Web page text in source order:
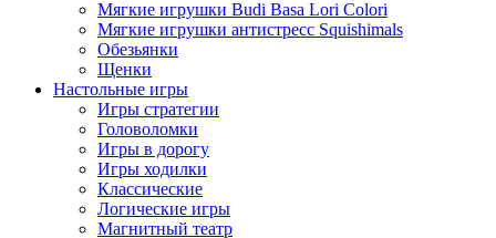
Мягкие игрушки Budi Basa Lori Colori
Мягкие игрушки антистресс Squishimals
Обезьянки
Щенки
Настольные игры
Игры стратегии
Головоломки
Игры в дорогу
Игры ходилки
Классические
Логические игры
Магнитный театр